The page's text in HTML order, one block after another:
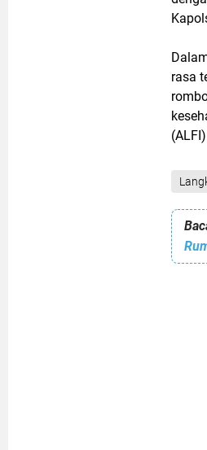
rasa
(ALFI)